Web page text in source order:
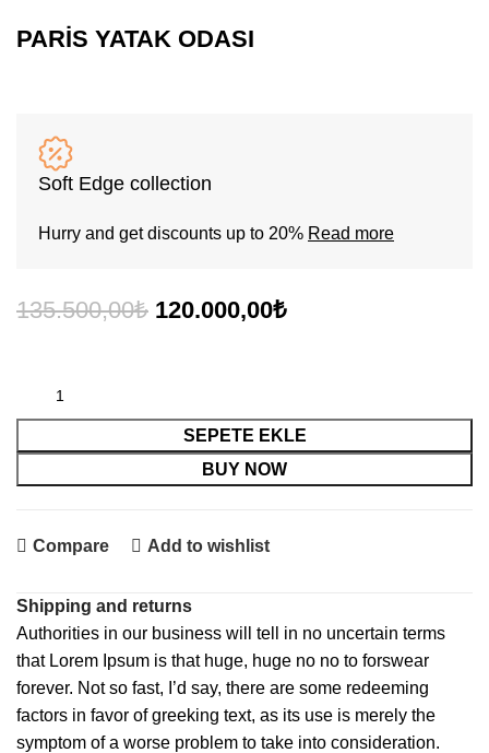
PARİS YATAK ODASI
Soft Edge collection
Hurry and get discounts up to 20% Read more
135.500,00₺ Orijinal
120.000,00₺Şu
120.000,00₺.
SEPETE EKLE
BUY NOW
Compare Add to wishlist
Shipping and returns
Authorities in our business will tell in no uncertain terms
that Lorem Ipsum is that huge, huge no no to forswear
forever. Not so fast, I’d say, there are some redeeming
factors in favor of greeking text, as its use is merely the
symptom of a worse problem to take into consideration.